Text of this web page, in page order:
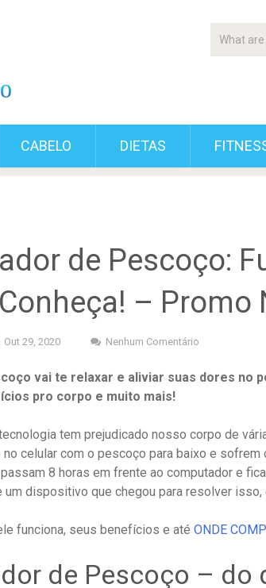
CABELO DIETAS
de Pescoço:
– Promo
Out 29, 2020 Nenhum Comentário
vai te relaxar e aliviar suas dores no
pro corpo e muito mais!
tem prejudicado nosso corpo de
celular com o pescoço para baixo e
8 horas em frente ao computador e
um dispositivo que chegou para resolver
funciona, seus benefícios e até ONDE
de Pescoço – do